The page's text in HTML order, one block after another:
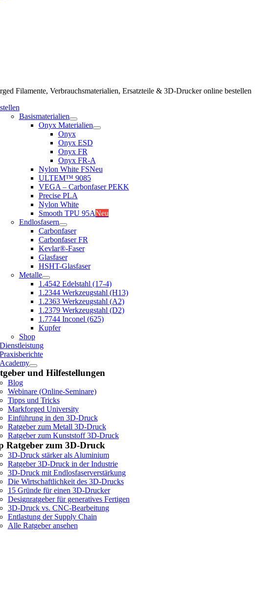
Filamente, Verbrauchsmaterialien, Ersatzteile & 3D-Drucker online bestellen
Basismaterialien
Onyx Materialien
Onyx
Onyx ESD
Onyx FR
Onyx FR-A
Nylon White FSNeu
ULTEM™ 9085
VEGA – Carbonfaser PEKK
Precise PLA
Nylon White
Smooth TPU 95ANeu
Endlosfasern
Carbonfaser
Carbonfaser FR
Kevlar®-Faser
Glasfaser
HSHT-Glasfaser
Metalle
1.4542 Edelstahl (17-4)
1.2344 Werkzeugstahl (H13)
1.2363 Werkzeugstahl (A2)
1.2379 Werkzeugstahl (D2)
1.7744 Inconel (625)
Kupfer
Shop
und Hilfestellungen
Blog
Webinare (Online-Seminare)
Tipps und Tricks
Markforged University
Einführung in den 3D-Druck
Ratgeber zum Metall 3D-Druck
Ratgeber zum Kunststoff 3D-Druck
Ratgeber zum 3D-Druck
3D-Druck stärker als Aluminium
Ratgeber 3D-Druck in der Industrie
3D-Druck mit Endlosfaserverstärkung
Die Wirtschaftlichkeit des 3D-Drucks
15 Gründe für einen 3D-Drucker
Designratgeber für generatives Fertigen
3D-Druck vs. CNC-Bearbeitung
Entlastung der Supply Chain
Alle Ratgeber ansehen